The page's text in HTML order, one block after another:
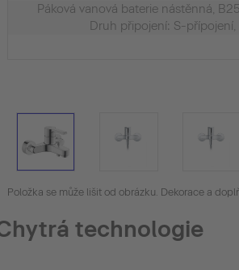
Páková vanová baterie nástěnná,
Druh připojení: S-přípojení,
Položka se může lišit od obrázku. Dekorace a
technologie